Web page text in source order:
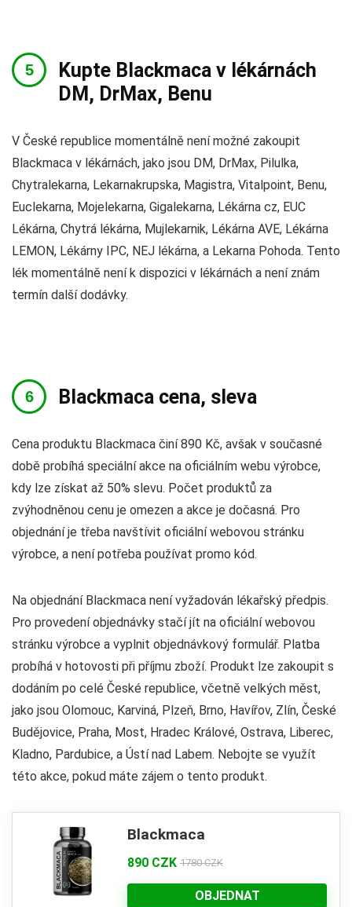
Kupte Blackmaca v lékárnách
DM, DrMax, Benu
V České republice momentálně není možné zakoupit
Blackmaca v lékárnách, jako jsou DM, DrMax, Pilulka,
Chytralekarna, Lekarnakrupska, Magistra, Vitalpoint, Benu,
Euclekarna, Mojelekarna, Gigalekarna, Lékárna cz, EUC
Lékárna, Chytrá lékárna, Mujlekarnik, Lékárna AVE, Lékárna
LEMON, Lékárny IPC, NEJ lékárna, a Lekarna Pohoda. Tento
lék momentálně není k dispozici v lékárnách a není znám
termín další dodávky.
Blackmaca cena, sleva
Cena produktu Blackmaca činí 890 Kč, avšak v současné
době probíhá speciální akce na oficiálním webu výrobce,
kdy lze získat až 50% slevu. Počet produktů za
zvýhodněnou cenu je omezen a akce je dočasná. Pro
objednání je třeba navštívit oficiální webovou stránku
výrobce, a není potřeba používat promo kód.
Na objednání Blackmaca není vyžadován lékařský předpis.
Pro provedení objednávky stačí jít na oficiální webovou
stránku výrobce a vyplnit objednávkový formulář. Platba
probíhá v hotovosti při příjmu zboží. Produkt lze zakoupit s
dodáním po celé České republice, včetně velkých měst,
jako jsou Olomouc, Karviná, Plzeň, Brno, Havířov, Zlín, České
Budějovice, Praha, Most, Hradec Králové, Ostrava, Liberec,
Kladno, Pardubice, a Ústí nad Labem. Nebojte se využít
této akce, pokud máte zájem o tento produkt.
Blackmaca
890 CZK 1780 CZK
OBJEDNAT